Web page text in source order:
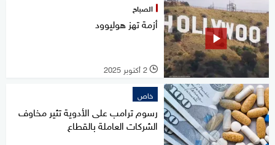
الصباح
أزمة تهز هوليوود
l 2 أكتوبر 2025
خاص
رسوم ترامب على الأدوية تثير مخاوف
الشركات العاملة بالقطاع